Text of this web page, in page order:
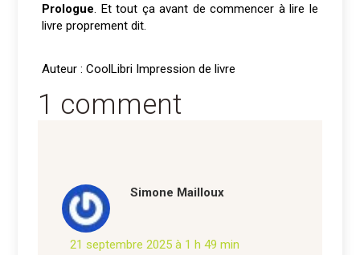
Prologue. Et tout ça avant de commencer à lire le
livre proprement dit.
Auteur : CoolLibri Impression de livre
1 comment
Simone Mailloux
21 septembre 2025 à 1 h 49 min